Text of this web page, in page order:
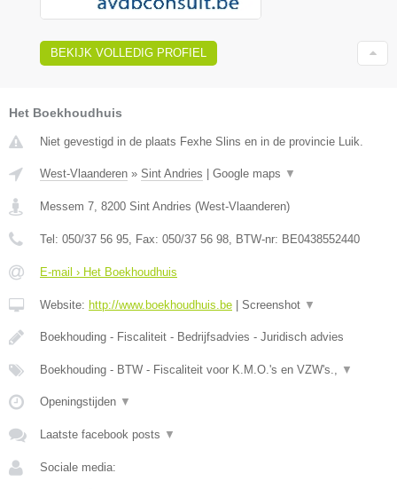
BEKIJK VOLLEDIG PROFIEL
Het Boekhoudhuis
Niet gevestigd in de plaats Fexhe Slins en in de provincie Luik.
West-Vlaanderen » Sint Andries Google maps ▼
Messem 7 8200 Sint Andries (West-Vlaanderen)
Tel: 050/37 56 95 , Fax: 050/37 56 98 , BTW-nr: BE0438552440
E-mail › Het Boekhoudhuis
Website: http://www.boekhoudhuis.be Screenshot ▼
Boekhouding - Fiscaliteit - Bedrijfsadvies - Juridisch advies
Boekhouding - BTW - Fiscaliteit voor K.M.O.'s en VZW's., ▼
Openingstijden ▼
Laatste facebook posts ▼
Sociale media: